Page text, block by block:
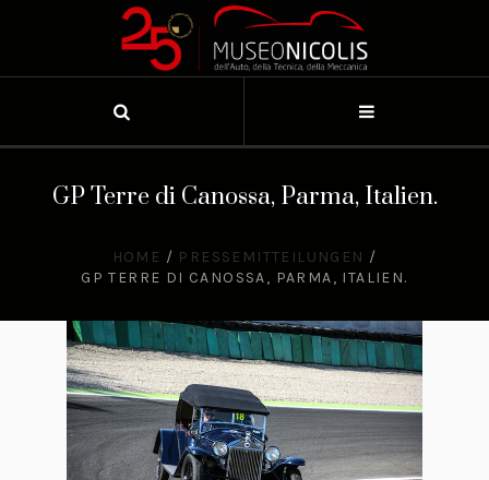
GP Terre di Canossa, Parma, Italien.
HOME / PRESSEMITTEILUNGEN /
GP TERRE DI CANOSSA, PARMA, ITALIEN.